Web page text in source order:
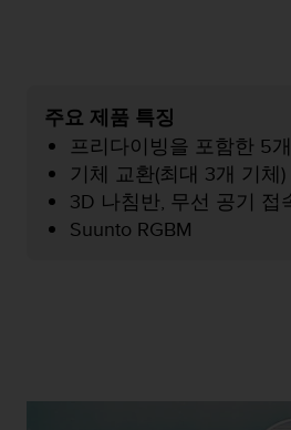
주요 제품 특징
프리다이빙을 포함한 5
기체 교환(최대 3개 기체)
3D 나침반, 무선 공기 접
Suunto RGBM